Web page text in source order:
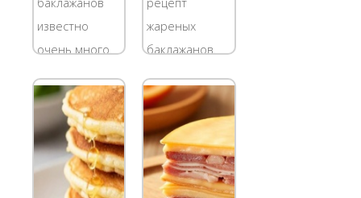
вкусно.
Бараньи
кг.;...
интересные
рецепты....
известно
очень много.
органическими
кислотами,
клетчаткой и
пектинами,
которые
жареных
баклажанов.
отменяет
того, что они
получаются
очень
вкусные.